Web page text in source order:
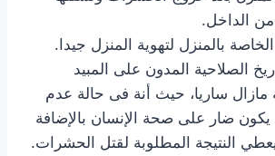
من الداخل.
بالمنزل لتهوية المنزل جيدا.
الصلاحية المدون على المبيد
مازال ساريا، حيث أنة فى حالة عدم
يكون ضار على صحة الإنسان بالإضافة
النتيجة المطلوبة لقتل الحشرات.